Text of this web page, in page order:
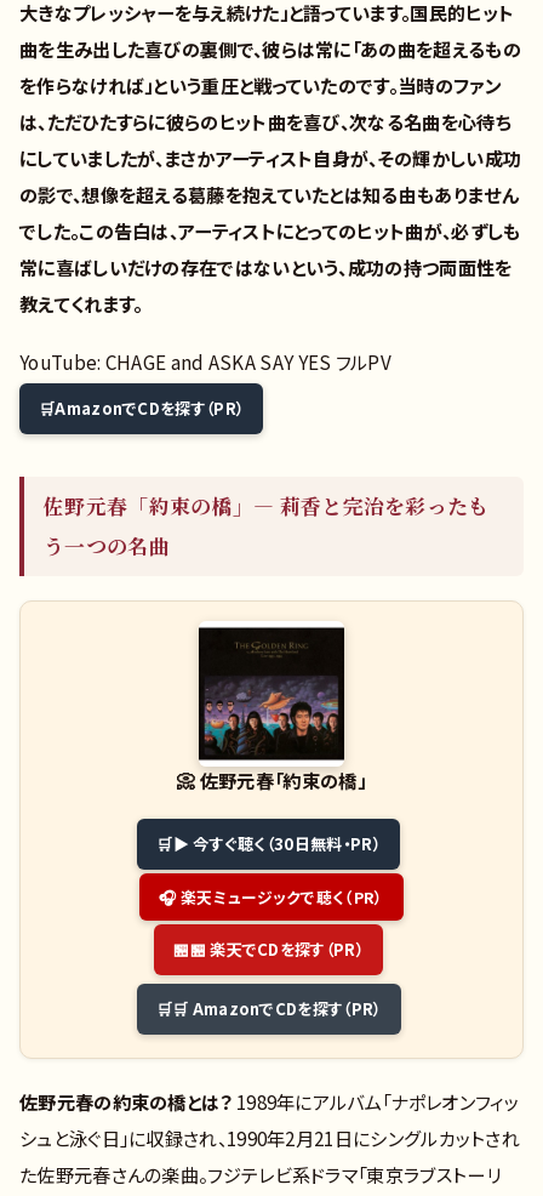
大きなプレッシャーを与え続けた」と語っています。国民的ヒット
曲を生み出した喜びの裏側で、彼らは常に「あの曲を超えるもの
を作らなければ」という重圧と戦っていたのです。当時のファン
は、ただひたすらに彼らのヒット曲を喜び、次なる名曲を心待ち
にしていましたが、まさかアーティスト自身が、その輝かしい成功
の影で、想像を超える葛藤を抱えていたとは知る由もありません
でした。この告白は、アーティストにとってのヒット曲が、必ずしも
常に喜ばしいだけの存在ではないという、成功の持つ両面性を
教えてくれます。
YouTube: CHAGE and ASKA SAY YES フルPV
AmazonでCDを探す（PR）
佐野元春「約束の橋」— 莉香と完治を彩ったも
う一つの名曲
📀佐野元春「約束の橋」
▶ 今すぐ聴く（30日無料・PR）
🎧 楽天ミュージックで聴く（PR）
🏪 楽天でCDを探す（PR）
🛒 AmazonでCDを探す（PR）
佐野元春の約束の橋とは？ 1989年にアルバム「ナポレオンフィッ
シュと泳ぐ日」に収録され、1990年2月21日にシングルカットされ
た佐野元春さんの楽曲。フジテレビ系ドラマ「東京ラブストーリ